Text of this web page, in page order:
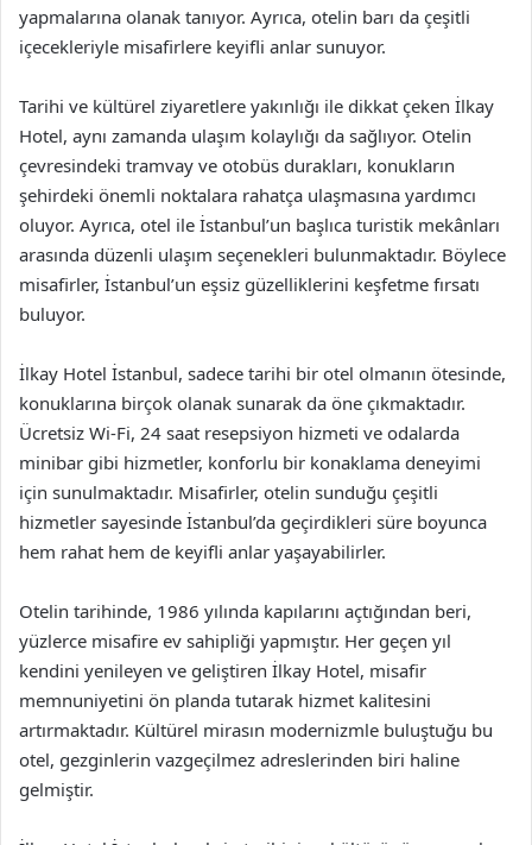
yapmalarına olanak tanıyor. Ayrıca, otelin barı da çeşitli
içecekleriyle misafirlere keyifli anlar sunuyor.
Tarihi ve kültürel ziyaretlere yakınlığı ile dikkat çeken İlkay
Hotel, aynı zamanda ulaşım kolaylığı da sağlıyor. Otelin
çevresindeki tramvay ve otobüs durakları, konukların
şehirdeki önemli noktalara rahatça ulaşmasına yardımcı
oluyor. Ayrıca, otel ile İstanbul’un başlıca turistik mekânları
arasında düzenli ulaşım seçenekleri bulunmaktadır. Böylece
misafirler, İstanbul’un eşsiz güzelliklerini keşfetme fırsatı
buluyor.
İlkay Hotel İstanbul, sadece tarihi bir otel olmanın ötesinde,
konuklarına birçok olanak sunarak da öne çıkmaktadır.
Ücretsiz Wi-Fi, 24 saat resepsiyon hizmeti ve odalarda
minibar gibi hizmetler, konforlu bir konaklama deneyimi
için sunulmaktadır. Misafirler, otelin sunduğu çeşitli
hizmetler sayesinde İstanbul’da geçirdikleri süre boyunca
hem rahat hem de keyifli anlar yaşayabilirler.
Otelin tarihinde, 1986 yılında kapılarını açtığından beri,
yüzlerce misafire ev sahipliği yapmıştır. Her geçen yıl
kendini yenileyen ve geliştiren İlkay Hotel, misafir
memnuniyetini ön planda tutarak hizmet kalitesini
artırmaktadır. Kültürel mirasın modernizmle buluştuğu bu
otel, gezginlerin vazgeçilmez adreslerinden biri haline
gelmiştir.